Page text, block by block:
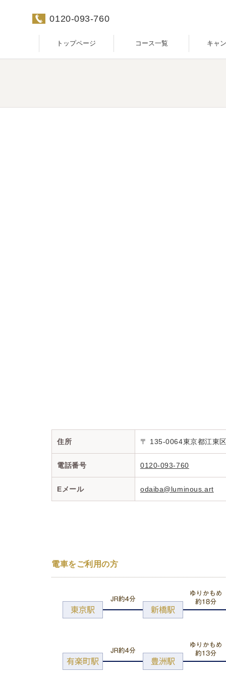
0120-093-760
トップページ コース一覧 キャ
住所 〒 135-0064東京都江東
電話番号 0120-093-760
Eメール odaiba@luminous.art
電車をご利用の方